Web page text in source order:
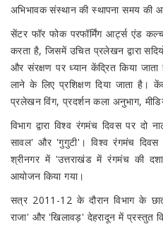
अभिभावक संस्थान की स्थापना समय की
सेंटर फॉर फोक परफॉर्मिंग आर्ट्स एंड
करता है, जिसमें उचित प्रलेखन द्वारा
और संरक्षण पर ध्यान केंद्रित किया
लाने के लिए प्रशिक्षण दिया जाता
प्रलेखन विंग, प्रदर्शन कला अनुभाग,
विभाग द्वारा विश्व रंगमंच दिवस पर दो
सावल' और 'गुगुटी'। विश्व रंगमंच दिवस
श्रीनगर में 'उत्तराखंड में रंगमंच की
आयोजन किया गया।
सत्र 2011-12 के दौरान विभाग के
राजा' और 'खिलावड़' देहरादून में प्रस्तुत